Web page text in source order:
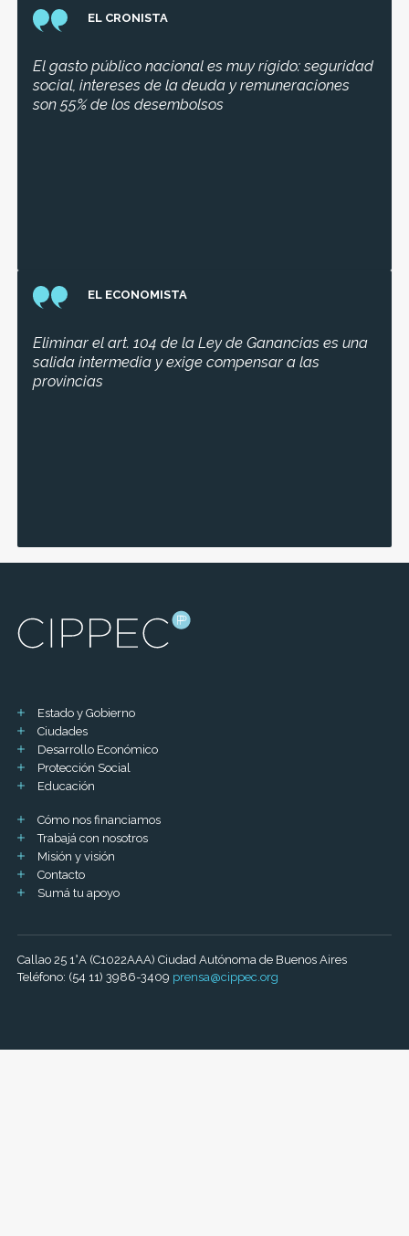
EL CRONISTA
El gasto público nacional es muy rígido: seguridad
social, intereses de la deuda y remuneraciones
son 55% de los desembolsos
EL ECONOMISTA
Eliminar el art. 104 de la Ley de Ganancias es una
salida intermedia y exige compensar a las
provincias
Estado y Gobierno
Ciudades
Desarrollo Económico
Protección Social
Educación
Cómo nos financiamos
Trabajá con nosotros
Misión y visión
Contacto
Sumá tu apoyo
Callao 25 1°A (C1022AAA) Ciudad Autónoma de Buenos Aires
Teléfono: (54 11) 3986-3409 prensa@cippec.org